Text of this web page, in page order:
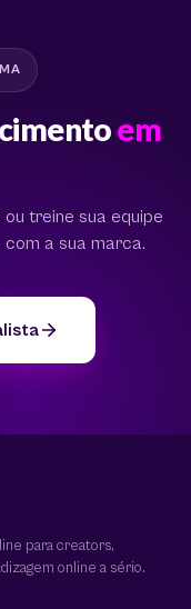
em
treine sua equipe
a sua marca.
para creators,
online a sério.